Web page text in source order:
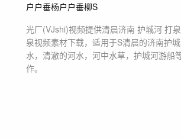
户户垂杨户户垂柳S
光厂(VJshi)视频提供清晨济南 护城河 打
泉视频素材下载，适用于S清晨的济南护
水，清澈的河水，河中水草，护城河游船
作。